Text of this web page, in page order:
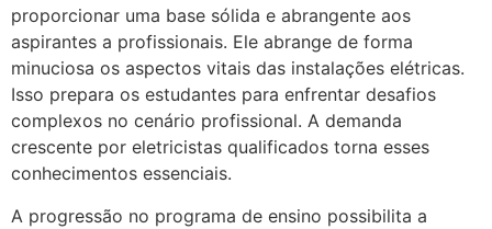
proporcionar uma base sólida e abrangente aos
aspirantes a profissionais. Ele abrange de forma
minuciosa os aspectos vitais das instalações elétricas.
Isso prepara os estudantes para enfrentar desafios
complexos no cenário profissional. A demanda
crescente por eletricistas qualificados torna esses
conhecimentos essenciais.
A progressão no programa de ensino possibilita a